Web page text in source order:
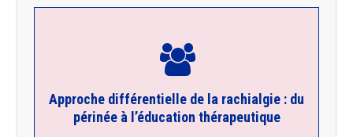
Approche différentielle de la rachialgie : du
périnée à l’éducation thérapeutique
« Lombalgie et arthrose, existe-t-il un lien
systématique ? » P. Inchauspé
preuves » Josh Cleland